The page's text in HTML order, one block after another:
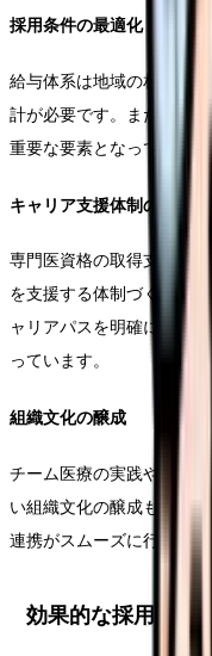
採用条件の最適化
給与体系は地域の相場を
計が必要です。また、当
重要な要素となっています
キャリア支援体制の構築
専門医資格の取得支援や
を支援する体制づくりが
ャリアパスを明確に示す
っています。
組織文化の醸成
チーム医療の実践や、コ
い組織文化の醸成も重要
連携がスムーズに行える
効果的な採用計画